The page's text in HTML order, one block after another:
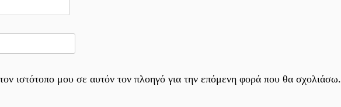
ιστότοπο μου σε αυτόν τον πλοηγό για την επόμενη φορά που θα σχολιάσω.